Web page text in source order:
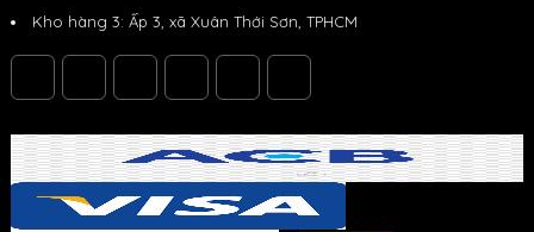
Kho hàng 3: Ấp 3, xã Xuân Thới Sơn, TPHCM